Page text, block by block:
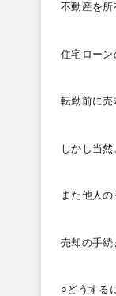
不動産を所
住宅ローン
転勤前に売
しかし当
また他人
売却の手続
○どうする